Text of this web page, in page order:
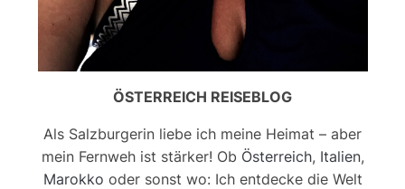
ÖSTERREICH REISEBLOG
Als Salzburgerin liebe ich meine Heimat – aber
mein Fernweh ist stärker! Ob Österreich, Italien,
Marokko oder sonst wo: Ich entdecke die Welt